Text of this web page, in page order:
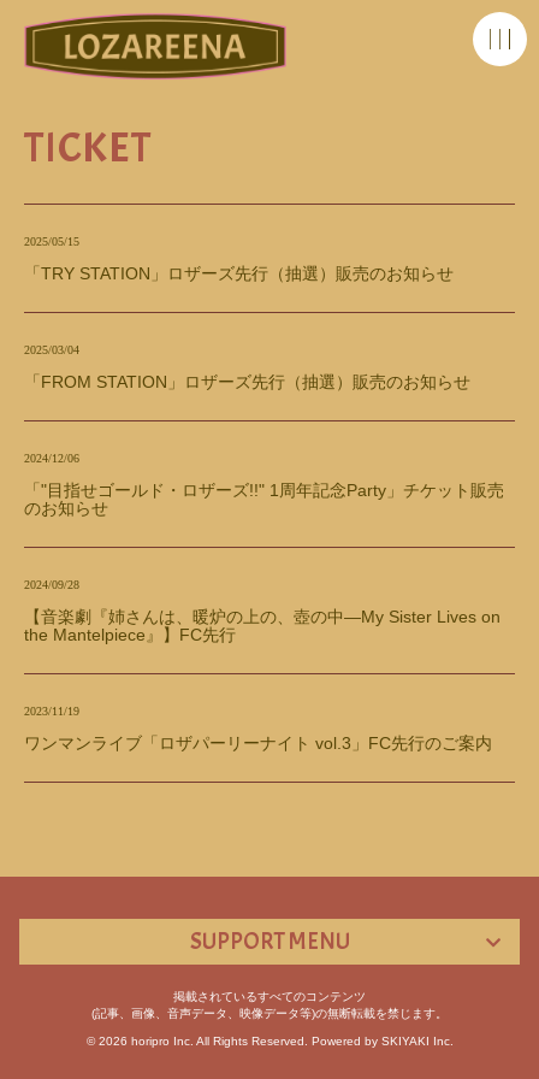
TICKET
2025/05/15
「TRY STATION」ロザーズ先行（抽選）販売のお知らせ
2025/03/04
「FROM STATION」ロザーズ先行（抽選）販売のお知らせ
2024/12/06
「"目指せゴールド・ロザーズ!!" 1周年記念Party」チケット販売
のお知らせ
2024/09/28
【音楽劇『姉さんは、暖炉の上の、壺の中—My Sister Lives on
the Mantelpiece』】FC先行
2023/11/19
ワンマンライブ「ロザパーリーナイト vol.3」FC先行のご案内
SUPPORT MENU
掲載されているすべてのコンテンツ
(記事、画像、音声データ、映像データ等)の無断転載を禁じます。
© 2026 horipro Inc. All Rights Reserved. Powered by SKIYAKI Inc.